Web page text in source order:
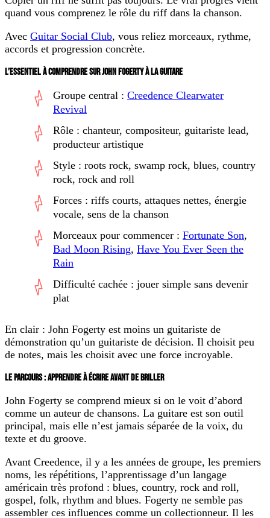
quand vous comprenez le rôle du riff dans la chanson.
Avec Guitar Social Club, vous reliez morceaux, rythme,
accords et progression concrète.
L’ESSENTIEL À COMPRENDRE SUR JOHN FOGERTY À LA GUITARE
Groupe central : Creedence Clearwater
Revival
Rôle : chanteur, compositeur, guitariste lead,
producteur artistique
Style : roots rock, swamp rock, blues, country
rock, rock and roll
Forces : riffs courts, attaques nettes, énergie
vocale, sens de la chanson
Morceaux pour commencer : Fortunate Son,
Bad Moon Rising, Have You Ever Seen the
Rain
Difficulté cachée : jouer simple sans devenir
plat
En clair : John Fogerty est moins un guitariste de
démonstration qu’un guitariste de décision. Il choisit peu
de notes, mais les choisit avec une force incroyable.
LE PARCOURS : APPRENDRE À ÉCRIRE AVANT DE BRILLER
John Fogerty se comprend mieux si on le voit d’abord
comme un auteur de chansons. La guitare est son outil
principal, mais elle n’est jamais séparée de la voix, du
texte et du groove.
Avant Creedence, il y a les années de groupe, les premiers
noms, les répétitions, l’apprentissage d’un langage
américain très profond : blues, country, rock and roll,
gospel, folk, rhythm and blues. Fogerty ne semble pas
assembler ces influences comme un collectionneur. Il les